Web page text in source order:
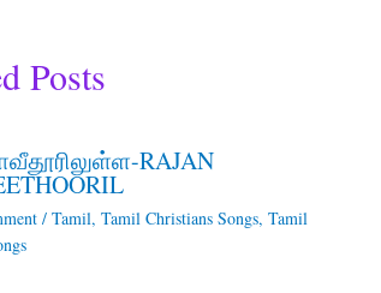
Posts
RAJAN
/ Tamil, Tamil Christians Songs, Tamil